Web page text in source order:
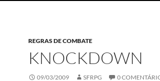
REGRAS DE COMBATE
KNOCKDOWN
09/03/2009 SFRPG 0